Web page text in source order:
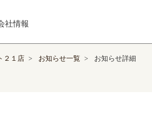
社情報
２１店 > お知らせ一覧 > お知らせ詳細